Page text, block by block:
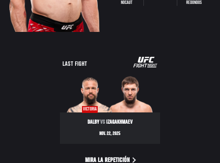
NOCAUT
REDONDOS
LAST FIGHT
VICTORIA
DALBYVSIZAGAKHMAEV
NOV. 22, 2025
MIRA LA REPETICIÓN